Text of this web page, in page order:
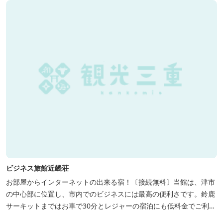
ビジネス旅館近畿荘
お部屋からインターネットの出来る宿！〔接続無料〕当館は、津市
の中心部に位置し、市内でのビジネスには最高の便利さです。鈴鹿
サーキットまではお車で30分とレジャーの宿泊にも低料金でご利用